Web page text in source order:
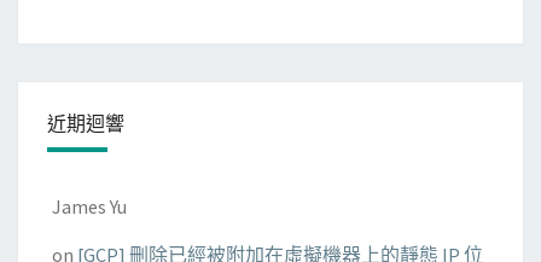
近期迴響
James Yu
on [GCP] 刪除已經被附加在虛擬機器上的靜態 IP 位